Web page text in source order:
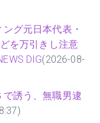
グ元日本代表・
を万引きし注意
DIG(2026-08-
誘う、無職男逮